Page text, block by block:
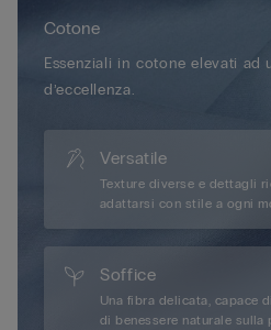
Cotone
Essenziali in cotone elevati ad
d’eccellenza.
Versatile
Texture diverse e dettagli
adattarsi con stile a ogni
Soffice
Una fibra delicata, capace
di benessere naturale sulla